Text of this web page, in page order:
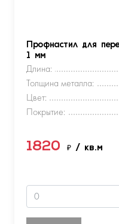
Профнастил для
1 мм
Длина:
Толщина металла:
Цвет:
Покрытие:
1820 ₽ / кв.м